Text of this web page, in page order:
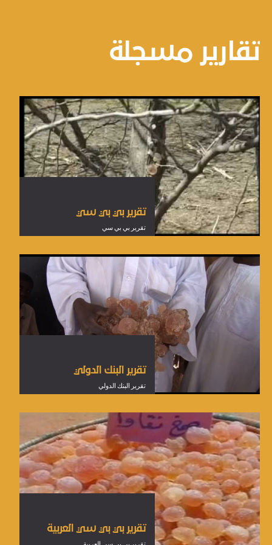
تقارير مسجلة
تقرير بي بي سي
تقرير بي بي سي
تقرير البنك الدولي
تقرير البنك الدولي
تقرير بي بي سي العربية